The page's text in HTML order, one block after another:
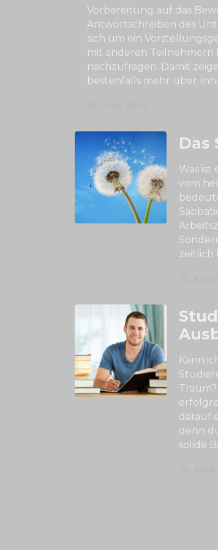
Vorbereitung auf das
Antwortschreiben des
sich um ein
mit anderen Teilnehmern
nachzufragen. Damit
bestenfalls mehr über
Das
Was ist
vom
zeitlich
Kann
darauf
denn
solide